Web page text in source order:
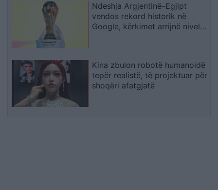
Ndeshja Argjentinë–Egjipt
vendos rekord historik në
Google, kërkimet arrijnë nivele
Kina zbulon robotë humanoidë
tepër realistë, të projektuar për
shoqëri afatgjatë